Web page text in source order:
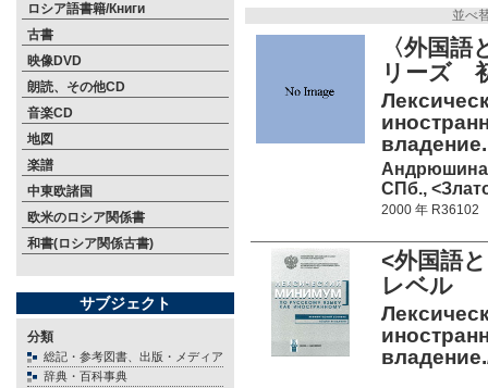
ロシア語書籍/Книги
古書
映像DVD
朗読、その他CD
音楽CD
地図
楽譜
中東欧諸国
欧米のロシア関係書
和書(ロシア関係古書)
サブジェクト
分類
総記・参考図書、出版・メディア
辞典・百科事典
並べ
〈外国
リーズ
владение.
СПб.,
2000 年 R36102
<外国語
レベル